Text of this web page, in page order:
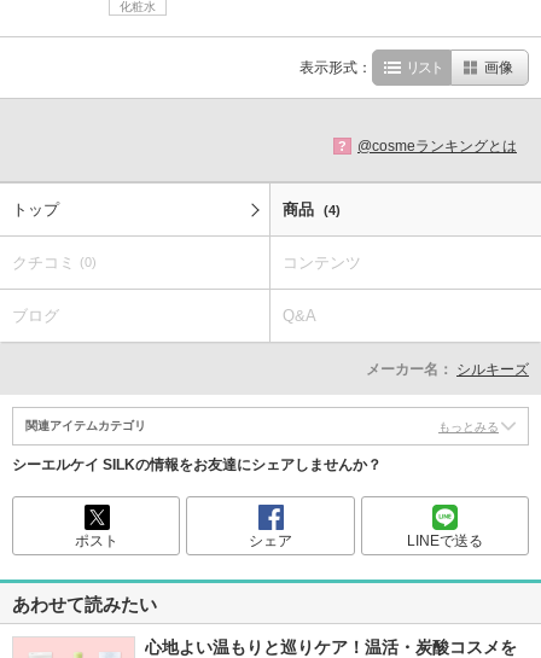
化粧水
表示形式： リスト 画像
? @cosmeランキングとは
トップ 商品 (4)
クチコミ (0) コンテンツ
ブログ Q&A
メーカー名： シルキーズ
関連アイテムカテゴリ もっとみる
シーエルケイ SILKの情報をお友達にシェアしませんか？
ポスト シェア LINEで送る
あわせて読みたい
心地よい温もりと巡りケア！温活・炭酸コスメを